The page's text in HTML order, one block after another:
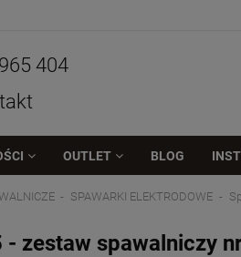
965 404
OUTLET BLOG
SPAWARKI ELEKTRODOWE
- zestaw spawalniczy